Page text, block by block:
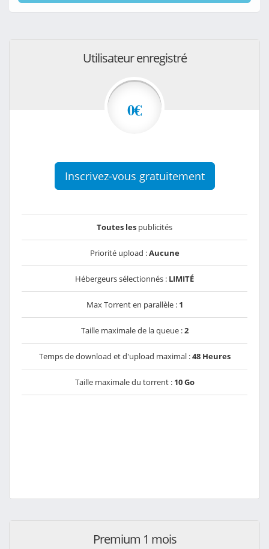
Utilisateur enregistré
0€
Inscrivez-vous gratuitement
Toutes les publicités
Priorité upload :Aucune
Hébergeurs sélectionnés : LIMITÉ
Max Torrent en parallèle : 1
Taille maximale de la queue :2
Temps de download et d'upload maximal :48 Heures
Taille maximale du torrent : 10 Go
Premium 1 mois